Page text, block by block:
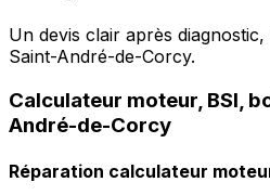
Un devis clair après
Saint-André-de-Corcy.
Calculateur moteur, BSI,
André-de-Corcy
Réparation calculateur